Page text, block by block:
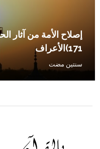
171)الأعراف
سنتين مضت